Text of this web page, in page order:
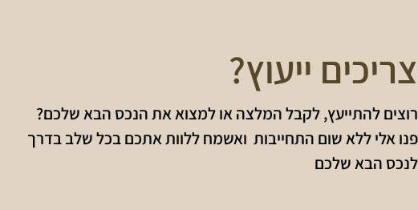
צריכים ייעוץ?
רוצים להתייעץ, לקבל המלצה או למצוא את הנכס הבא שלכם?
פנו אלי ללא שום התחייבות ואשמח ללוות אתכם בכל שלב בדרך
לנכס הבא שלכם